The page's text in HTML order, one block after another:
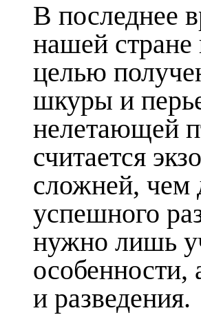
В последнее
нашей стране
целью
шкуры и
нелетающей
считается
сложней, чем
успешного
нужно лишь
особенности,
и разведения.